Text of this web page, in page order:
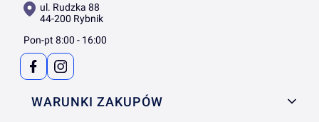
ul. Rudzka 88
44-200 Rybnik
Pon-pt 8:00 - 16:00
Linki w stopce
WARUNKI ZAKUPÓW